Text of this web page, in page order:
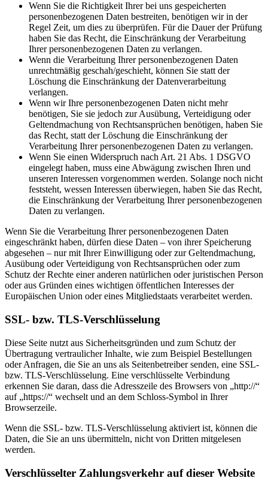
Wenn Sie die Richtigkeit Ihrer bei uns gespeicherten
personenbezogenen Daten bestreiten, benötigen wir in der
Regel Zeit, um dies zu überprüfen. Für die Dauer der Prüfung
haben Sie das Recht, die Einschränkung der Verarbeitung
Ihrer personenbezogenen Daten zu verlangen.
Wenn die Verarbeitung Ihrer personenbezogenen Daten
unrechtmäßig geschah/geschieht, können Sie statt der
Löschung die Einschränkung der Datenverarbeitung
verlangen.
Wenn wir Ihre personenbezogenen Daten nicht mehr
benötigen, Sie sie jedoch zur Ausübung, Verteidigung oder
Geltendmachung von Rechtsansprüchen benötigen, haben Sie
das Recht, statt der Löschung die Einschränkung der
Verarbeitung Ihrer personenbezogenen Daten zu verlangen.
Wenn Sie einen Widerspruch nach Art. 21 Abs. 1 DSGVO
eingelegt haben, muss eine Abwägung zwischen Ihren und
unseren Interessen vorgenommen werden. Solange noch nicht
feststeht, wessen Interessen überwiegen, haben Sie das Recht,
die Einschränkung der Verarbeitung Ihrer personenbezogenen
Daten zu verlangen.
Wenn Sie die Verarbeitung Ihrer personenbezogenen Daten
eingeschränkt haben, dürfen diese Daten – von ihrer Speicherung
abgesehen – nur mit Ihrer Einwilligung oder zur Geltendmachung,
Ausübung oder Verteidigung von Rechtsansprüchen oder zum
Schutz der Rechte einer anderen natürlichen oder juristischen Person
oder aus Gründen eines wichtigen öffentlichen Interesses der
Europäischen Union oder eines Mitgliedstaats verarbeitet werden.
SSL- bzw. TLS-Verschlüsselung
Diese Seite nutzt aus Sicherheitsgründen und zum Schutz der
Übertragung vertraulicher Inhalte, wie zum Beispiel Bestellungen
oder Anfragen, die Sie an uns als Seitenbetreiber senden, eine SSL-
bzw. TLS-Verschlüsselung. Eine verschlüsselte Verbindung
erkennen Sie daran, dass die Adresszeile des Browsers von „http://“
auf „https://“ wechselt und an dem Schloss-Symbol in Ihrer
Browserzeile.
Wenn die SSL- bzw. TLS-Verschlüsselung aktiviert ist, können die
Daten, die Sie an uns übermitteln, nicht von Dritten mitgelesen
werden.
Verschlüsselter Zahlungsverkehr auf dieser Website